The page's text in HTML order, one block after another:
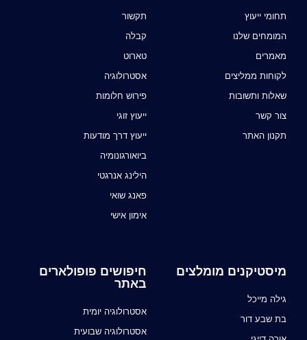
תחומי ייעוץ
המומחים שלנו
מאמרים
לקוחות ממליצים
שאלות ותשובות
צור קשר
תקנון האתר
תקשור
קבלה
טארוט
אסטרולוגיה
פירוש חלומות
ייעוץ זוגי
ייעוץ דרך מודעות
ביואורגונומיה
הילינג אנרגטי
פאנג שואי
אימון אישי
מיסטיקנים מומלצים
גילה מייכל
בת שבע דור
חיפושים פופולארים
באתר
אסטרולוגיה יומית
אסטרולוגיה שבועית